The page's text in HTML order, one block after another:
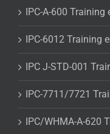
IPC-A-600
IPC-6012 Training
IPC J-STD-001
IPC-7711/7721
IPC/WHMA-A-620